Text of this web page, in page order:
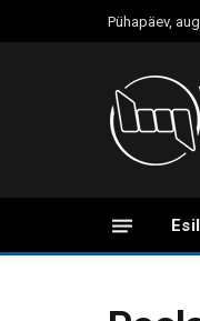
Pühapäev,